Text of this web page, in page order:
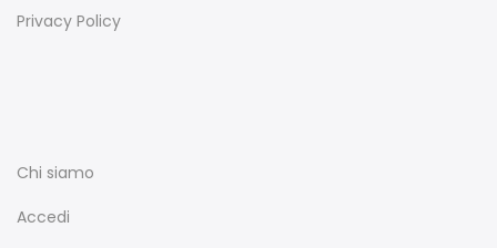
Privacy Policy
Chi siamo
Accedi